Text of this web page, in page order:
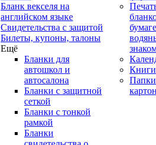
Бланк векселя на
английском языке
Свидетельства с защитой
Билеты, купоны, талоны
Ещё
Бланки для
автошкол и
автосалона
Бланки с защитной
сеткой
Бланки с тонкой
рамкой
Бланки
Книги
Папки